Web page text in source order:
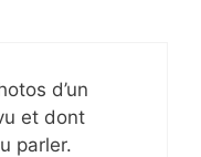
d’un
et dont
parler.